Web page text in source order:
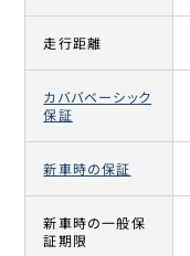
走行距離
カババベーシック
保証
新車時の保証
新車時の一般保
証期限